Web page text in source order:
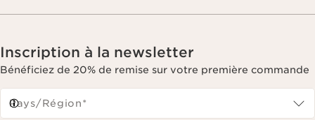
Inscription à la newsletter
Bénéficiez de 20% de remise sur votre première commande
Pays/Région*